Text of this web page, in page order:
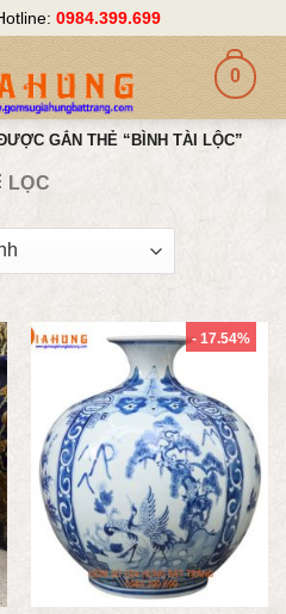
0984.399.699
0
GẮN THẺ “BÌNH TÀI LỘC”
LỌC
- 17.54%